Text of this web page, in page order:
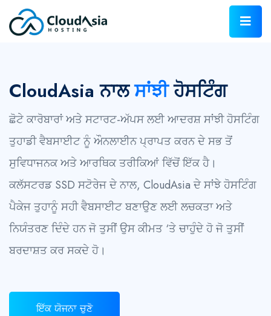
CloudAsia ਨਾਲਸਾਂਝੀਹੋਸਟਿੰਗ
ਛੋਟੇ ਕਾਰੋਬਾਰਾਂ ਅਤੇ ਸਟਾਰਟ-ਅੱਪਸ ਲਈ ਆਦਰਸ਼ ਸਾਂਝੀ ਹੋਸਟਿੰਗ
ਤੁਹਾਡੀ ਵੈਬਸਾਈਟ ਨੂੰ ਔਨਲਾਈਨ ਪ੍ਰਾਪਤ ਕਰਨ ਦੇ ਸਭ ਤੋਂ
ਸੁਵਿਧਾਜਨਕ ਅਤੇ ਆਰਥਿਕ ਤਰੀਕਿਆਂ ਵਿੱਚੋਂ ਇੱਕ ਹੈ।
ਕਲੱਸਟਰਡ SSD ਸਟੋਰੇਜ ਦੇ ਨਾਲ, CloudAsia ਦੇ ਸਾਂਝੇ ਹੋਸਟਿੰਗ
ਪੈਕੇਜ ਤੁਹਾਨੂੰ ਸਹੀ ਵੈਬਸਾਈਟ ਬਣਾਉਣ ਲਈ ਲਚਕਤਾ ਅਤੇ
ਨਿਯੰਤਰਣ ਦਿੰਦੇ ਹਨ ਜੋ ਤੁਸੀਂ ਉਸ ਕੀਮਤ ‘ਤੇ ਚਾਹੁੰਦੇ ਹੋ ਜੋ ਤੁਸੀਂ
ਬਰਦਾਸ਼ਤ ਕਰ ਸਕਦੇ ਹੋ।
ਇੱਕ ਯੋਜਨਾ ਚੁਣੋ